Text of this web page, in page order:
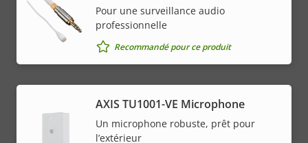
Pour une surveillance audio
professionnelle
Recommandé pour ce produit
AXIS TU1001-VE Microphone
Un microphone robuste, prêt pour
l’extérieur